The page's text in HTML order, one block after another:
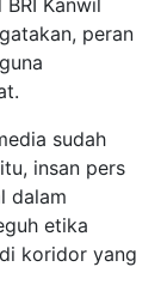
Kanwil
peran
sudah
insan pers
dalam
etika
koridor yang